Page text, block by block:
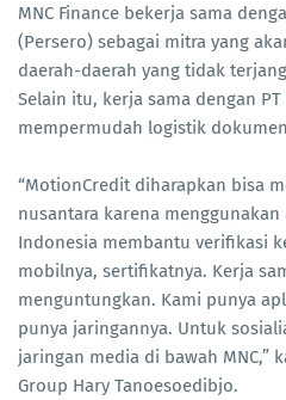
MNC Finance bekerja sama
(Persero) sebagai mitra yang
daerah-daerah yang tidak
Selain itu, kerja sama dengan
mempermudah logistik
“MotionCredit diharapkan bisa
nusantara karena
Indonesia membantu verifikasi
mobilnya, sertifikatnya. Kerja
menguntungkan. Kami punya
punya jaringannya. Untuk
jaringan media di bawah MNC,”
Group Hary Tanoesoedibjo.